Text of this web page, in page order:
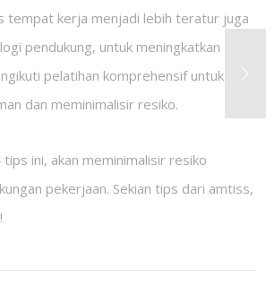
tempat kerja menjadi lebih teratur juga
pendukung, untuk meningkatkan
pelatihan komprehensif untuk
dan meminimalisir resiko.
tips ini, akan meminimalisir resiko
pekerjaan. Sekian tips dari amtiss,